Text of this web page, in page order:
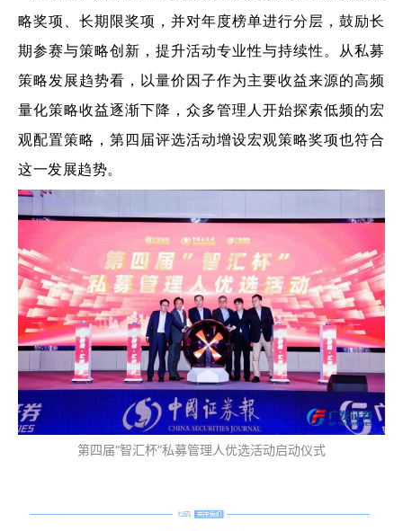
略奖项、长期限奖项，并对年度榜单进行分层，鼓励长
期参赛与策略创新，提升活动专业性与持续性。从私募
策略发展趋势看，以量价因子作为主要收益来源的高频
量化策略收益逐渐下降，众多管理人开始探索低频的宏
观配置策略，第四届评选活动增设宏观策略奖项也符合
这一发展趋势。
第四届“智汇杯”私募管理人优选活动启动仪式